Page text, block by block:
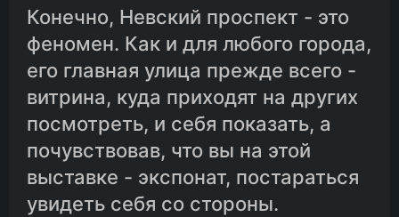
Конечно, Невский проспект - это
феномен. Как и для любого города,
его главная улица прежде всего -
витрина, куда приходят на других
посмотреть, и себя показать, а
почувствовав, что вы на этой
выставке - экспонат, постараться
увидеть себя со стороны.